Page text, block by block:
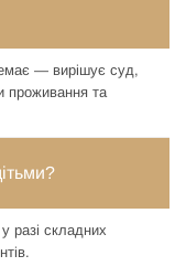
— вирішує суд,
проживання та
разі складних